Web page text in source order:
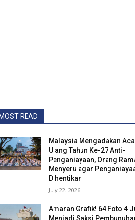
READ
Malaysia Mengadakan
Ulang Tahun Ke-27 Anti-
Penganiayaan, Orang
Menyeru agar
Dihentikan
July 22, 2026
Amaran Grafik! 64 Foto 4
Menjadi Saksi